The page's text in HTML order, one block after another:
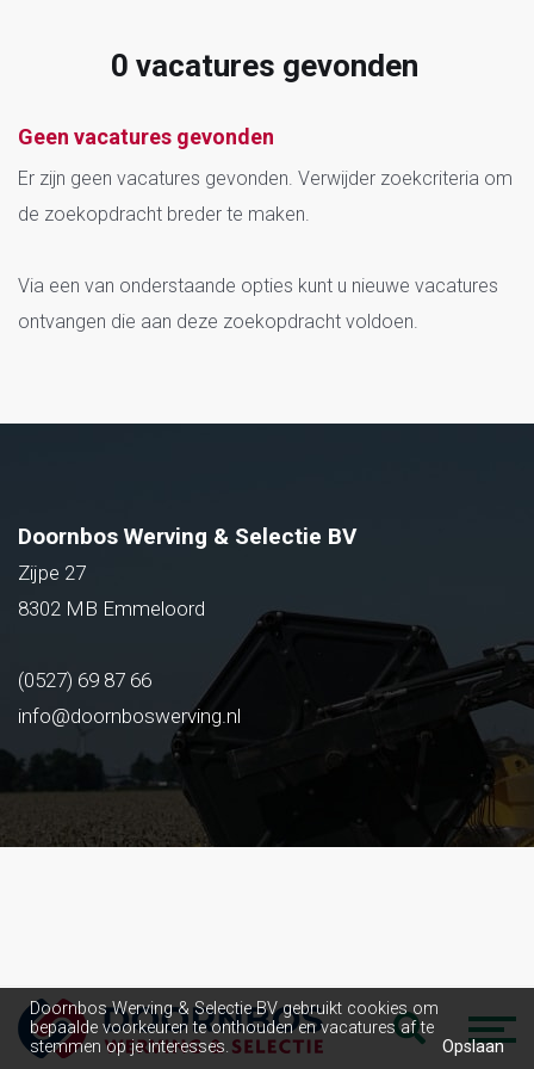
Zoekresultaten
0 vacatures gevonden
Geen vacatures gevonden
Er zijn geen vacatures gevonden. Verwijder zoekcriteria om
de zoekopdracht breder te maken.
Via een van onderstaande opties kunt u nieuwe vacatures
ontvangen die aan deze zoekopdracht voldoen.
Doornbos Werving & Selectie BV
Zijpe 27
8302 MB Emmeloord
(0527) 69 87 66
info@doornboswerving.nl
Doornbos Werving & Selectie BV gebruikt cookies om
bepaalde voorkeuren te onthouden en vacatures af te
stemmen op je interesses.